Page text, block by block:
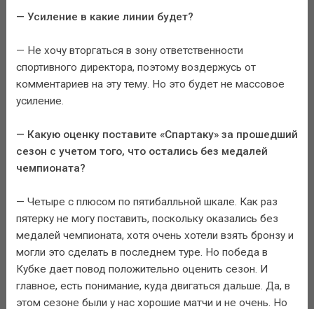
— Усиление в какие линии будет?
— Не хочу вторгаться в зону ответственности
спортивного директора, поэтому воздержусь от
комментариев на эту тему. Но это будет не массовое
усиление.
— Какую оценку поставите «Спартаку» за прошедший
сезон с учетом того, что остались без медалей
чемпионата?
— Четыре с плюсом по пятибалльной шкале. Как раз
пятерку не могу поставить, поскольку оказались без
медалей чемпионата, хотя очень хотели взять бронзу и
могли это сделать в последнем туре. Но победа в
Кубке дает повод положительно оценить сезон. И
главное, есть понимание, куда двигаться дальше. Да, в
этом сезоне были у нас хорошие матчи и не очень. Но